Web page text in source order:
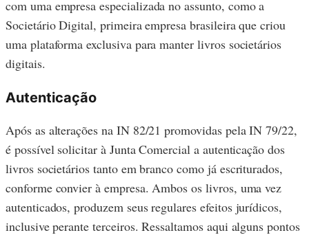
com uma empresa especializada no assunto, como a
Societário Digital, primeira empresa brasileira que criou
uma plataforma exclusiva para manter livros societários
digitais.
Autenticação
Após as alterações na IN 82/21 promovidas pela IN 79/22,
é possível solicitar à Junta Comercial a autenticação dos
livros societários tanto em branco como já escriturados,
conforme convier à empresa. Ambos os livros, uma vez
autenticados, produzem seus regulares efeitos jurídicos,
inclusive perante terceiros. Ressaltamos aqui alguns pontos